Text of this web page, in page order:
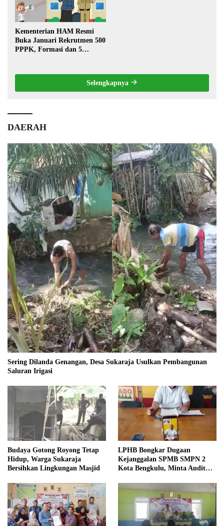
Kementerian HAM Resmi
Buka Januari Rekrutmen 500
PPPK, Formasi dan 5
Selengkapnya
DAERAH
Sering Dilanda Genangan, Desa Sukaraja Usulkan Pembangunan
Saluran Irigasi
Budaya Gotong Royong Tetap
Hidup, Warga Sukaraja
Bersihkan Lingkungan Masjid
LPHB Bongkar Dugaan
Kejanggalan SPMB SMPN 2
Kota Bengkulu, Minta Audit